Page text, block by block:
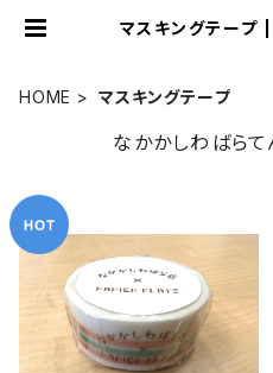
マスキングテープ
HOME マスキングテープ
なかかしわばらて